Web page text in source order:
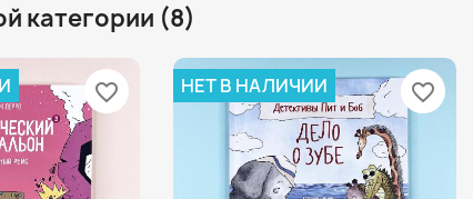
категории (8)
favorite_border НЕТ В НАЛИЧИИ favorite_border